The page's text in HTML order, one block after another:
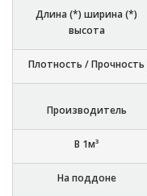
Длина (*) ширина (*)
высота
Плотность / Прочность
Производитель
В 1м³
На поддоне